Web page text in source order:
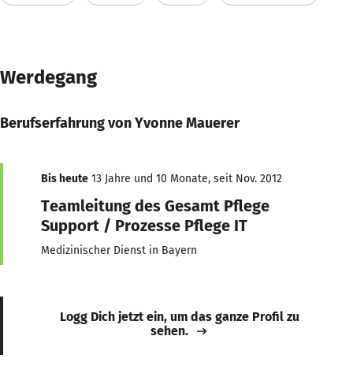
Werdegang
Berufserfahrung von Yvonne Mauerer
Bis heute 13 Jahre und 10 Monate, seit Nov. 2012
Teamleitung des Gesamt Pflege
Support / Prozesse Pflege IT
Medizinischer Dienst in Bayern
Logg Dich jetzt ein, um das ganze Profil zu
sehen.